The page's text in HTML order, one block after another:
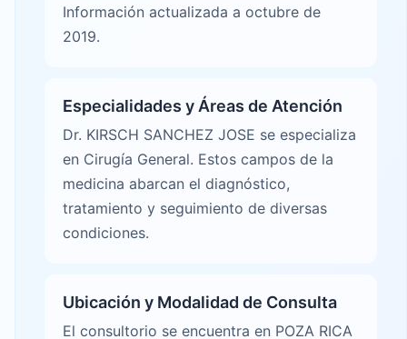
Información actualizada a octubre de
2019.
Especialidades y Áreas de Atención
Dr. KIRSCH SANCHEZ JOSE se especializa
en Cirugía General. Estos campos de la
medicina abarcan el diagnóstico,
tratamiento y seguimiento de diversas
condiciones.
Ubicación y Modalidad de Consulta
El consultorio se encuentra en POZA RICA